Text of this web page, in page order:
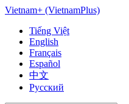
Vietnam+ (VietnamPlus)
Tiếng Việt
English
Français
Español
中文
Русский